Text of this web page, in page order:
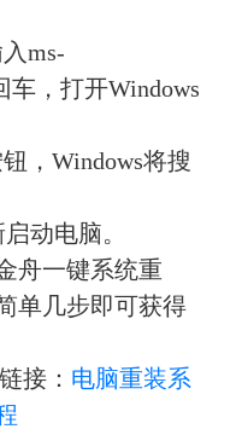
ms-
车，打开Windows
，Windows将搜
动电脑。
舟一键系统重
单几步即可获得
接： 电脑重装系